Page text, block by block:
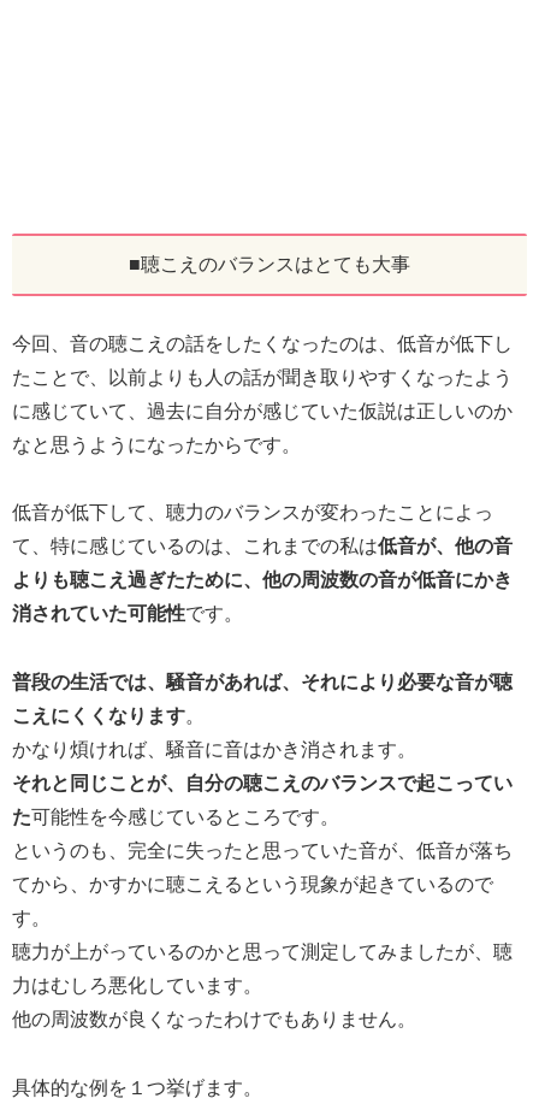
■聴こえのバランスはとても大事
今回、音の聴こえの話をしたくなったのは、低音が低下し
たことで、以前よりも人の話が聞き取りやすくなったよう
に感じていて、過去に自分が感じていた仮説は正しいのか
なと思うようになったからです。
低音が低下して、聴力のバランスが変わったことによっ
て、特に感じているのは、これまでの私は低音が、他の音
よりも聴こえ過ぎたために、他の周波数の音が低音にかき
消されていた可能性です。
普段の生活では、騒音があれば、それにより必要な音が聴
こえにくくなります。
かなり煩ければ、騒音に音はかき消されます。
それと同じことが、自分の聴こえのバランスで起こってい
た可能性を今感じているところです。
というのも、完全に失ったと思っていた音が、低音が落ち
てから、かすかに聴こえるという現象が起きているので
す。
聴力が上がっているのかと思って測定してみましたが、聴
力はむしろ悪化しています。
他の周波数が良くなったわけでもありません。
具体的な例を１つ挙げます。